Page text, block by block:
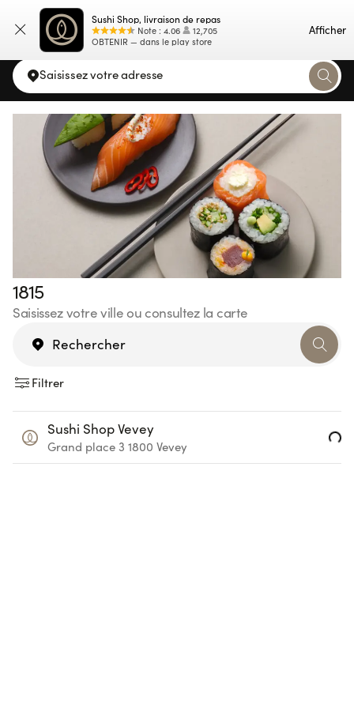
Sushi Shop, livraison de repas
Note : 4.06
12,705
OBTENIR — dans le play store
Afficher
Carte
Saisissez votre adresse
1815
Saisissez votre ville ou consultez la carte
Filtrer
Sushi Shop Vevey
Grand place 3 1800 Vevey Loading...